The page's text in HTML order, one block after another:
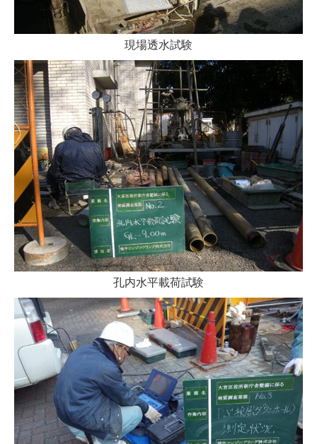
現場透水試験
孔内水平載荷試験